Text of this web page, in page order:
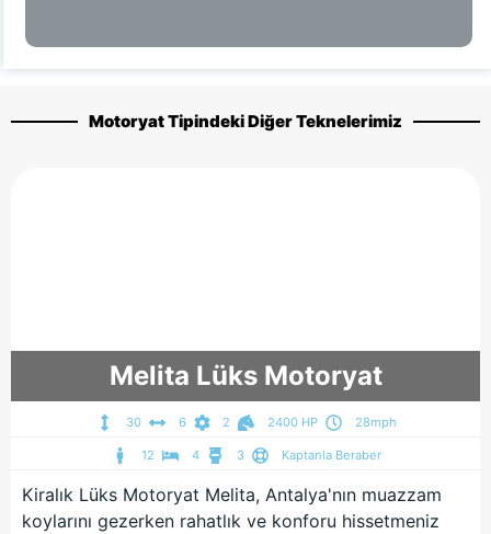
Motoryat Tipindeki Diğer Teknelerimiz
Melita Lüks Motoryat
30 6 2 2400 HP 28mph
12 4 3 Kaptanla Beraber
Kiralık Lüks Motoryat Melita, Antalya'nın muazzam
koylarını gezerken rahatlık ve konforu hissetmeniz